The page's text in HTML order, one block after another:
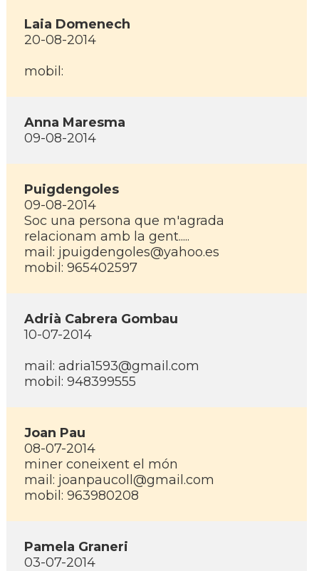
Laia Domenech
20-08-2014
mobil:
Anna Maresma
09-08-2014
Puigdengoles
09-08-2014
Soc una persona que m'agrada
relacionam amb la gent.....
mail: jpuigdengoles@yahoo.es
mobil: 965402597
Adrià Cabrera Gombau
10-07-2014
mail: adria1593@gmail.com
mobil: 948399555
Joan Pau
08-07-2014
miner coneixent el món
mail: joanpaucoll@gmail.com
mobil: 963980208
Pamela Graneri
03-07-2014